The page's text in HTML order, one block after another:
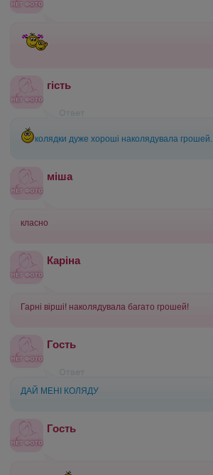
гість
колядки дуже хороші наколядувала грошей.
міша
класно
Каріна
Гарні вірші! наколядувала багато грошей!
Гость
ДАЙ МЕНІ КОЛЯДУ
Гость